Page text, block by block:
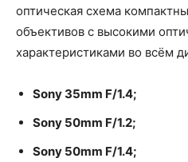
оптическая схема
объективов с высокими
характеристиками во всём
Sony 35mm F/1.4;
Sony 50mm F/1.2;
Sony 50mm F/1.4;